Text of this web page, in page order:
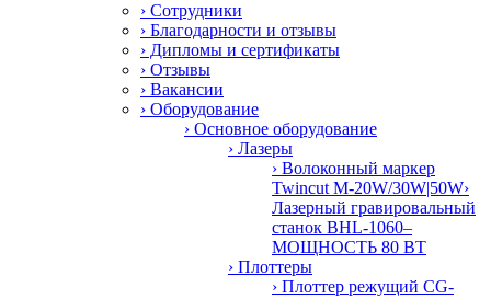
› Сотрудники
› Благодарности и отзывы
› Дипломы и сертификаты
› Отзывы
› Вакансии
› Оборудование
› Основное оборудование
› Лазеры
› Волоконный маркер
Twincut M-20W/30W|50W›
Лазерный гравировальный
станок BHL-1060–
МОЩНОСТЬ 80 ВТ
› Плоттеры
› Плоттер режущий CG-